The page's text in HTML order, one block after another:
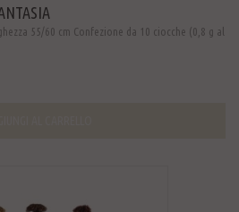
55/60 cm Confezione da 10 ciocche (0,8 g al